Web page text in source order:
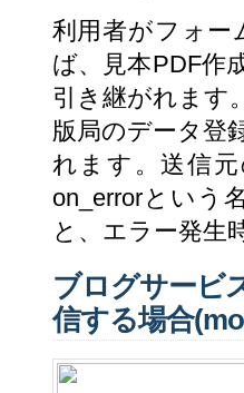
利用者がフォー
ば、見本PDF作
引き継がれます
版局のデータ登
れます。送信
on_errorという
と、エラー発生
ブログサービ
信する場合